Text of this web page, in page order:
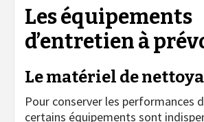
Les équipements
d’entretien à
Le matériel de
Pour conserver les performances
certains équipements sont